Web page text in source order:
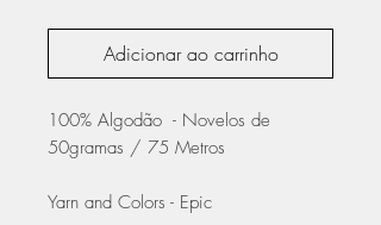
Adicionar ao carrinho
100% Algodão - Novelos de
50gramas / 75 Metros
Yarn and Colors - Epic